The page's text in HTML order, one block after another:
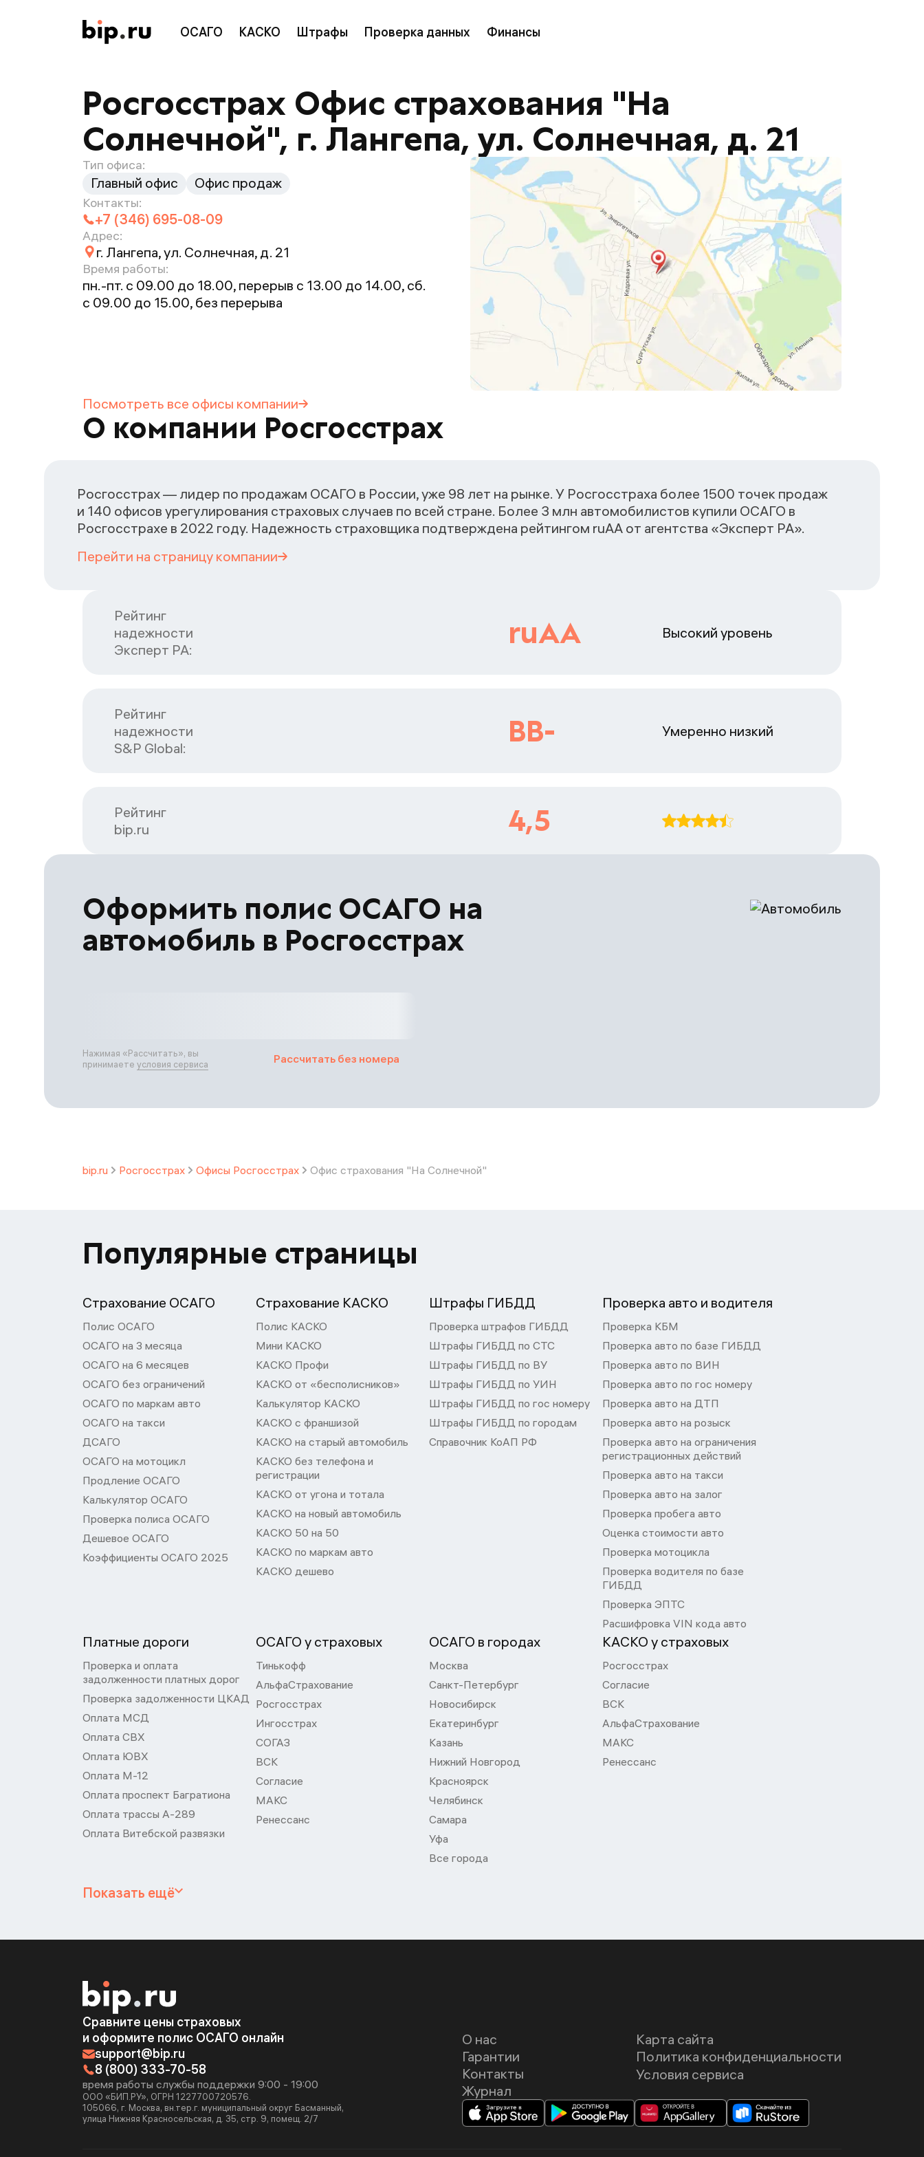
ОСАГО КАСКО Штрафы Проверка данных Финансы
Росгосстрах Офис страхования "На
Солнечной", г. Лангепа, ул. Солнечная, д. 21
Тип офиса:
Главный офис Офис продаж
Контакты:
+7 (346) 695-08-09
Адрес:
г. Лангепа, ул. Солнечная, д. 21
Время работы:
пн.-пт. с 09.00 до 18.00, перерыв с 13.00 до 14.00, сб.
с 09.00 до 15.00, без перерыва
Посмотреть все офисы компании
О компании Росгосстрах
Росгосстрах — лидер по продажам ОСАГО в России, уже 98 лет на рынке. У Росгосстраха более 1500 точек продаж
и 140 офисов урегулирования страховых случаев по всей стране. Более 3 млн автомобилистов купили ОСАГО в
Росгосстрахе в 2022 году. Надежность страховщика подтверждена рейтингом ruАА от агентства «Эксперт РА».
Перейти на страницу компании
Рейтинг
надежности
Эксперт РА:
ruAA Высокий уровень
Рейтинг
надежности
S&P Global:
BB- Умеренно низкий
Рейтинг
bip.ru
4,5
Оформить полис ОСАГО на
автомобиль в Росгосстрах
Рассчитать без номера
Нажимая «Рассчитать», вы
принимаете условия сервиса
bip.ru Росгосстрах Офисы Росгосстрах Офис страхования "На Солнечной"
Популярные страницы
Страхование ОСАГО
Полис ОСАГО
ОСАГО на 3 месяца
ОСАГО на 6 месяцев
ОСАГО без ограничений
ОСАГО по маркам авто
ОСАГО на такси
ДСАГО
ОСАГО на мотоцикл
Продление ОСАГО
Калькулятор ОСАГО
Проверка полиса ОСАГО
Дешевое ОСАГО
Коэффициенты ОСАГО 2025
Страхование КАСКО
Полис КАСКО
Мини КАСКО
КАСКО Профи
КАСКО от «бесполисников»
Калькулятор КАСКО
КАСКО с франшизой
КАСКО на старый автомобиль
КАСКО без телефона и
регистрации
КАСКО от угона и тотала
КАСКО на новый автомобиль
КАСКО 50 на 50
КАСКО по маркам авто
КАСКО дешево
Штрафы ГИБДД
Проверка штрафов ГИБДД
Штрафы ГИБДД по СТС
Штрафы ГИБДД по ВУ
Штрафы ГИБДД по УИН
Штрафы ГИБДД по гос номеру
Штрафы ГИБДД по городам
Справочник КоАП РФ
Проверка авто и водителя
Проверка КБМ
Проверка авто по базе ГИБДД
Проверка авто по ВИН
Проверка авто по гос номеру
Проверка авто на ДТП
Проверка авто на розыск
Проверка авто на ограничения
регистрационных действий
Проверка авто на такси
Проверка авто на залог
Проверка пробега авто
Оценка стоимости авто
Проверка мотоцикла
Проверка водителя по базе
ГИБДД
Проверка ЭПТС
Расшифровка VIN кода авто
Платные дороги
Проверка и оплата
задолженности платных дорог
Проверка задолженности ЦКАД
Оплата МСД
Оплата СВХ
Оплата ЮВХ
Оплата М-12
Оплата проспект Багратиона
Оплата трассы А-289
Оплата Витебской развязки
ОСАГО у страховых
Тинькофф
АльфаСтрахование
Росгосстрах
Ингосстрах
СОГАЗ
ВСК
Согласие
МАКС
Ренессанс
ОСАГО в городах
Москва
Санкт-Петербург
Новосибирск
Екатеринбург
Казань
Нижний Новгород
Красноярск
Челябинск
Самара
Уфа
Все города
КАСКО у страховых
Росгосстрах
Согласие
ВСК
АльфаСтрахование
МАКС
Ренессанс
Показать ещё
Сравните цены страховых
и оформите полис ОСАГО онлайн
support@bip.ru
8 (800) 333-70-58
время работы службы поддержки 9:00 - 19:00
ООО «БИП.РУ», ОГРН 1227700720576.
105066, г. Москва, вн.тер.г. муниципальный округ Басманный,
улица Нижняя Красносельская, д. 35, стр. 9, помещ. 2/7
О нас
Гарантии
Контакты
Журнал
Карта сайта
Политика конфиденциальности
Условия сервиса